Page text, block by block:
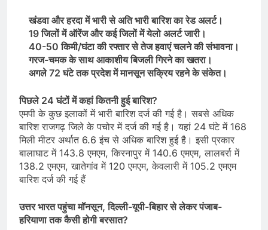
खंडवा और हरदा में भारी से अति भारी बारिश का रेड अलर्ट।
19 जिलों में ऑरेंज और कई जिलों में येलो अलर्ट जारी।
40-50 किमी/घंटा की रफ्तार से तेज हवाएं चलने की संभावना।
गरज-चमक के साथ आकाशीय बिजली गिरने का खतरा।
अगले 72 घंटे तक प्रदेश में मानसून सक्रिय रहने के संकेत।
पिछले 24 घंटों में कहां कितनी हुई बारिश?
एमपी के कुछ इलाकों में भारी बारिश दर्ज की गई है। सबसे अधिक
बारिश राजगढ़ जिले के पचोर में दर्ज की गई है। यहां 24 घंटे में 168
मिली मीटर अर्थात 6.6 इंच से अधिक बारिश हुई है। इसी प्रकार
बालाघाट में 143.8 एमएम, किरनापुर में 140.6 एमएम, लालबर्रा में
138.2 एमएम, खातेगांव में 120 एमएम, केवलारी में 105.2 एमएम
बारिश दर्ज की गई हैं
उत्तर भारत पहुंचा मॉनसून, दिल्ली-यूपी-बिहार से लेकर पंजाब-
हरियाणा तक कैसी होगी बरसात?